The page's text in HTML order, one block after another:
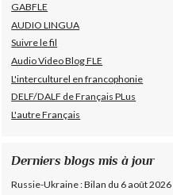
GABFLE
AUDIO LINGUA
Suivre le fil
Audio Video Blog FLE
L'interculturel en francophonie
DELF/DALF de Français PLus
L'autre Français
Derniers blogs mis à jour
Russie-Ukraine : Bilan du 6 août 2026